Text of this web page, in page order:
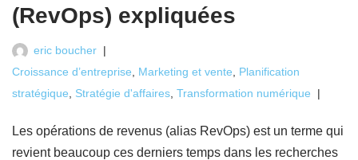
(RevOps) expliquées
eric boucher
Croissance d’entreprise
Marketing et vente
Planification
stratégique
Stratégie d'affaires Transformation numérique
Les opérations de revenus (alias RevOps) est un terme qui
revient beaucoup ces derniers temps dans les recherches